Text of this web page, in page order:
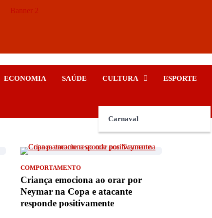
ECONOMIA SAÚDE CULTURA
Carnaval
ESPORTE
COMPORTAMENTO
Criança emociona ao orar por
Neymar na Copa e atacante
responde positivamente